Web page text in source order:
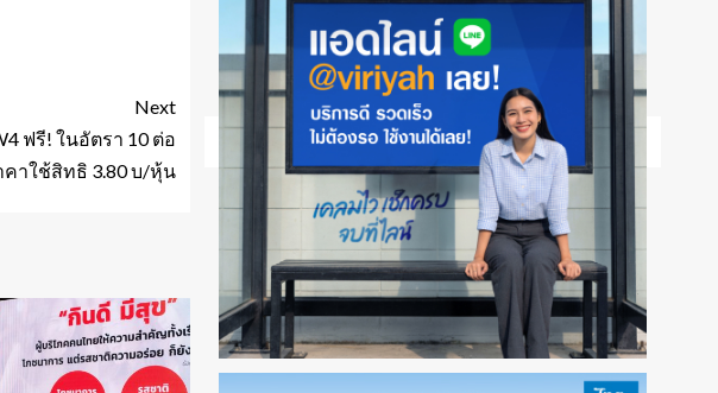
Next
ฟรี! ในอัตรา 10 ต่อ
คาใช้สิทธิ 3.80 บ/หุ้น